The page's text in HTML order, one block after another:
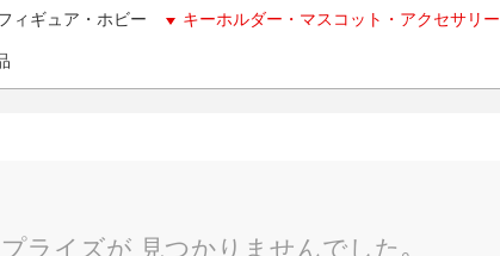
ィギュア・ホビー キーホルダー・マスコット・アクセサリー